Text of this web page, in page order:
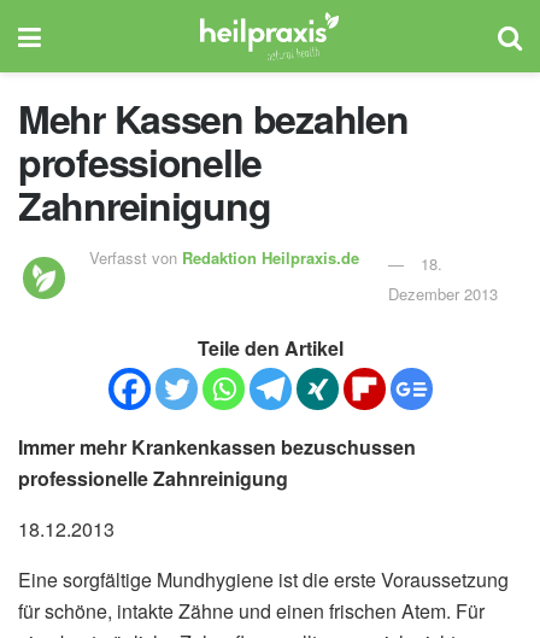
Mehr Kassen bezahlen
professionelle
Zahnreinigung
Verfasst von Redaktion Heilpraxis.de
18.
Dezember 2013
Teile den Artikel
Immer mehr Krankenkassen bezuschussen
professionelle Zahnreinigung
18.12.2013
Eine sorgfältige Mundhygiene ist die erste Voraussetzung
für schöne, intakte Zähne und einen frischen Atem. Für